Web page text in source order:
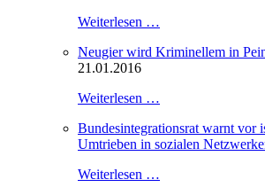
Weiterlesen …
Neugier wird Kriminellem in
21.01.2016
Weiterlesen …
Bundesintegrationsrat warnt vor
Umtrieben in sozialen
Weiterlesen …